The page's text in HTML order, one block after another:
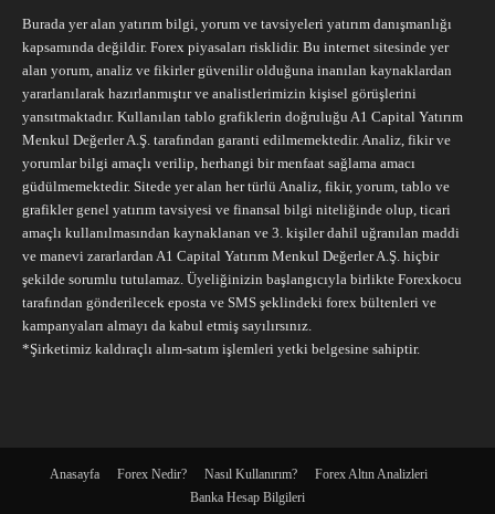
Burada yer alan yatırım bilgi, yorum ve tavsiyeleri yatırım danışmanlığı
kapsamında değildir. Forex piyasaları risklidir. Bu internet sitesinde yer
alan yorum, analiz ve fikirler güvenilir olduğuna inanılan kaynaklardan
yararlanılarak hazırlanmıştır ve analistlerimizin kişisel görüşlerini
yansıtmaktadır. Kullanılan tablo grafiklerin doğruluğu A1 Capital Yatırım
Menkul Değerler A.Ş. tarafından garanti edilmemektedir. Analiz, fikir ve
yorumlar bilgi amaçlı verilip, herhangi bir menfaat sağlama amacı
güdülmemektedir. Sitede yer alan her türlü Analiz, fikir, yorum, tablo ve
grafikler genel yatırım tavsiyesi ve finansal bilgi niteliğinde olup, ticari
amaçlı kullanılmasından kaynaklanan ve 3. kişiler dahil uğranılan maddi
ve manevi zararlardan A1 Capital Yatırım Menkul Değerler A.Ş. hiçbir
şekilde sorumlu tutulamaz. Üyeliğinizin başlangıcıyla birlikte Forexkocu
tarafından gönderilecek eposta ve SMS şeklindeki forex bültenleri ve
kampanyaları almayı da kabul etmiş sayılırsınız.
*Şirketimiz kaldıraçlı alım-satım işlemleri yetki belgesine sahiptir.
Anasayfa Forex Nedir? Nasıl Kullanırım?
Forex Altın Analizleri
Banka Hesap Bilgileri